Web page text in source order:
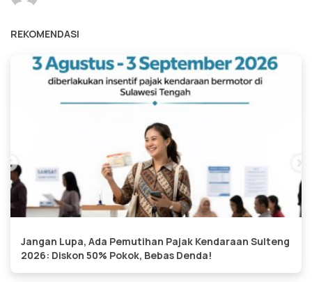
REKOMENDASI
Jangan Lupa, Ada Pemutihan Pajak Kendaraan Sulteng
2026: Diskon 50% Pokok, Bebas Denda!